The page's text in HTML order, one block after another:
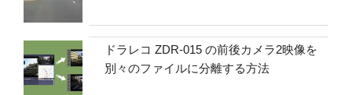
ドラレコ ZDR-015 の前後カメラ2映像を
別々のファイルに分離する方法